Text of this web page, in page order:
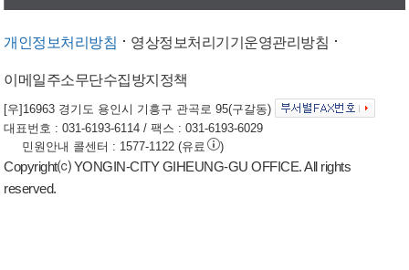
개인정보처리방침 영상정보처리기기운영관리방침
이메일주소무단수집방지정책
[우]16963 경기도 용인시 기흥구 관곡로 95(구갈동)
대표번호 : 031-6193-6114 / 팩스 : 031-6193-6029
민원안내 콜센터 : 1577-1122 (유료
)
Copyright⒞ YONGIN-CITY GIHEUNG-GU OFFICE. All rights
reserved.